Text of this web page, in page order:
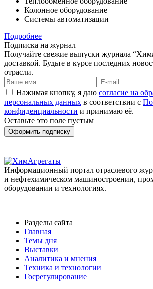
Колонное оборудование
Системы автоматизации
Подробнее
Подписка на журнал
Получайте свежие выпуски журнала
доставкой. Будьте в курсе последних
отрасли.
Нажимая кнопку, я даю согласие на
персональных данных в соответствии с
конфиденциальности и принимаю её.
Оставьте это поле пустым
Оформить подписку
Информационный портал отраслевого
и нефтехимическом машиностроении,
оборудовании и технологиях.
Разделы сайта
Главная
Темы дня
Выставки
Аналитика и мнения
Техника и технологии
Госрегулирование